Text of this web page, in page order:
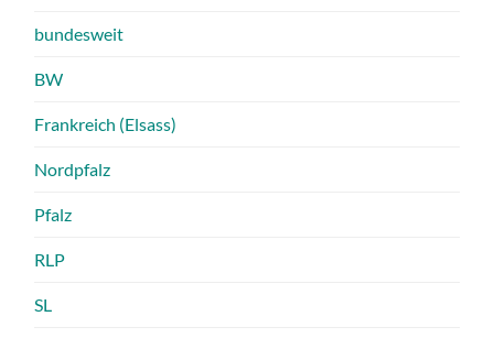
bundesweit
BW
Frankreich (Elsass)
Nordpfalz
Pfalz
RLP
SL